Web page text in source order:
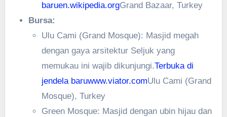
baruen.wikipedia.orgGrand Bazaar, Turkey
Bursa:
Ulu Cami (Grand Mosque): Masjid megah
dengan gaya arsitektur Seljuk yang
memukau ini wajib dikunjungi.Terbuka di
jendela baruwww.viator.comUlu Cami (Grand
Mosque), Turkey
Green Mosque: Masjid dengan ubin hijau dan